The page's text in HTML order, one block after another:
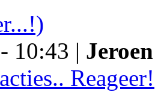
10:43 |
Reageer!